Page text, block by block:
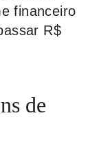
financeiro
R$
de